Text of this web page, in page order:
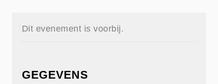
Dit evenement is voorbij.
GEGEVENS